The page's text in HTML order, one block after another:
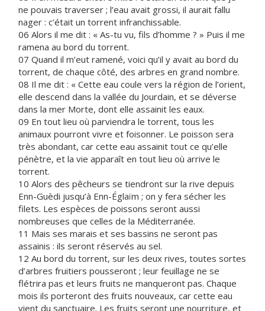
ne pouvais traverser ; l’eau avait grossi, il aurait fallu
nager : c’était un torrent infranchissable.
06 Alors il me dit : « As-tu vu, fils d’homme ? » Puis il me
ramena au bord du torrent.
07 Quand il m’eut ramené, voici qu’il y avait au bord du
torrent, de chaque côté, des arbres en grand nombre.
08 Il me dit : « Cette eau coule vers la région de l’orient,
elle descend dans la vallée du Jourdain, et se déverse
dans la mer Morte, dont elle assainit les eaux.
09 En tout lieu où parviendra le torrent, tous les
animaux pourront vivre et foisonner. Le poisson sera
très abondant, car cette eau assainit tout ce qu’elle
pénètre, et la vie apparaît en tout lieu où arrive le
torrent.
10 Alors des pêcheurs se tiendront sur la rive depuis
Enn-Guèdi jusqu’à Enn-Églaïm ; on y fera sécher les
filets. Les espèces de poissons seront aussi
nombreuses que celles de la Méditerranée.
11 Mais ses marais et ses bassins ne seront pas
assainis : ils seront réservés au sel.
12 Au bord du torrent, sur les deux rives, toutes sortes
d’arbres fruitiers pousseront ; leur feuillage ne se
flétrira pas et leurs fruits ne manqueront pas. Chaque
mois ils porteront des fruits nouveaux, car cette eau
vient du sanctuaire. Les fruits seront une nourriture, et